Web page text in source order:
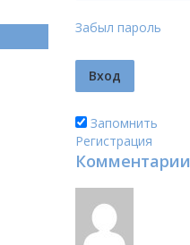
Забыл пароль
Запомнить
Регистрация
Комментарии